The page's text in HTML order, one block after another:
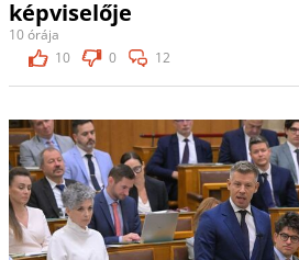
képviselője
10 órája
10
0 12